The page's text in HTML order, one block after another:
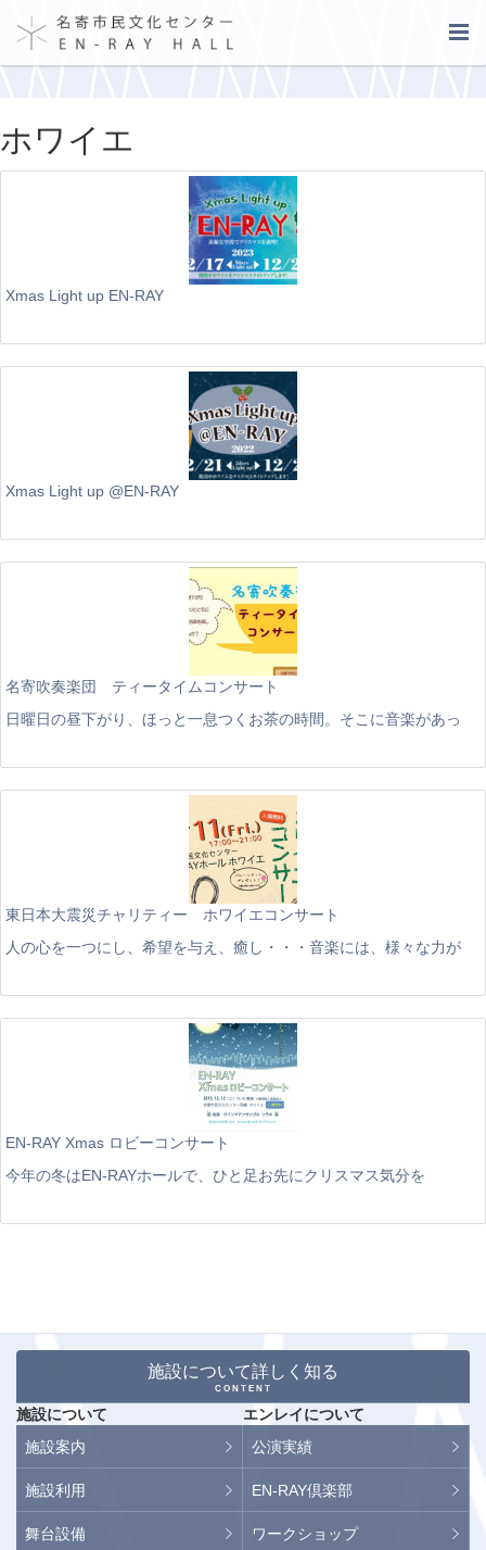
ホワイエ
Xmas Light up EN-RAY
Xmas Light up @EN-RAY
名寄吹奏楽団 ティータイムコンサート
日曜日の昼下がり、ほっと一息つくお茶の時間。そこに音楽があっ
東日本大震災チャリティー ホワイエコンサート
人の心を一つにし、希望を与え、癒し・・・音楽には、様々な力が
EN-RAY Xmas ロビーコンサート
今年の冬はEN-RAYホールで、ひと足お先にクリスマス気分を
施設について詳しく知る
CONTENT
施設について
施設案内
施設利用
舞台設備
エンレイについて
公演実績
EN-RAY倶楽部
ワークショップ